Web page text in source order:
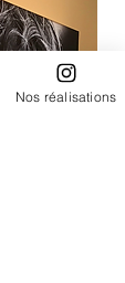
Nos réalisations